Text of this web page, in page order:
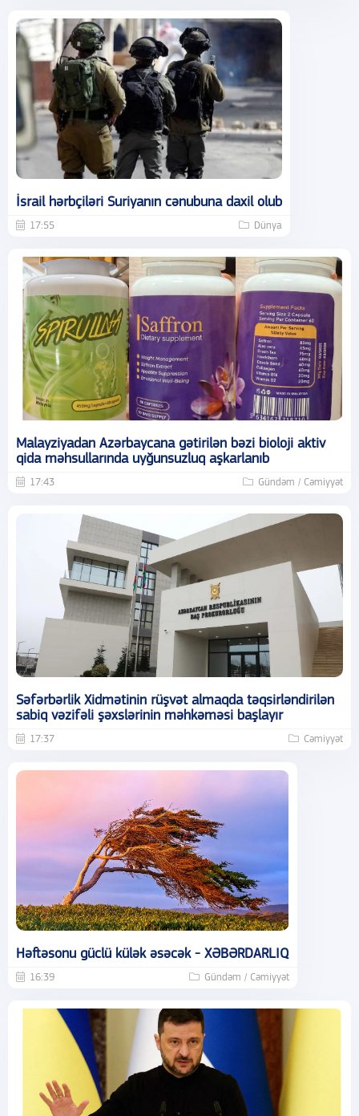
İsrail hərbçiləri Suriyanın cənubuna daxil olub
17:55 Dünya
Malayziyadan Azərbaycana gətirilən bəzi bioloji aktiv
qida məhsullarında uyğunsuzluq aşkarlanıb
17:43 Gündəm / Cəmiyyət
Səfərbərlik Xidmətinin rüşvət almaqda təqsirləndirilən
sabiq vəzifəli şəxslərinin məhkəməsi başlayır
17:37 Cəmiyyət
Həftəsonu güclü külək əsəcək - XƏBƏRDARLIQ
16:39 Gündəm / Cəmiyyət